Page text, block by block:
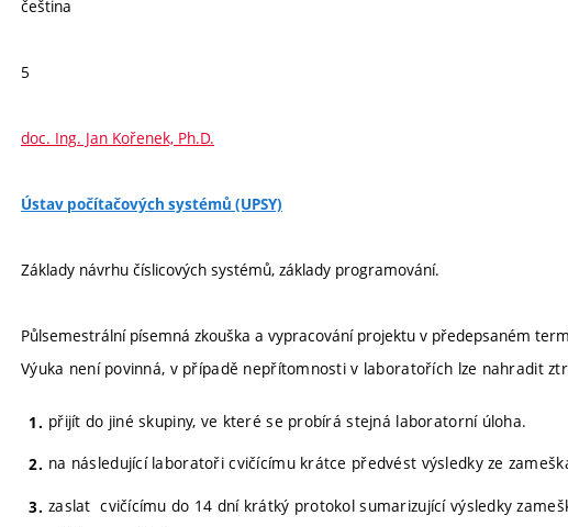
čeština
5
doc. Ing. Jan Kořenek, Ph.D.
Ústav počítačových systémů (UPSY)
Základy návrhu číslicových systémů, základy programování.
Půlsemestrální písemná zkouška a vypracování projektu v předepsaném
Výuka není povinná, v případě nepřítomnosti v laboratořích lze nahradit
přijít do jiné skupiny, ve které se probírá stejná laboratorní úloha.
na následující laboratoři cvičícímu krátce předvést výsledky ze
zaslat cvičícímu do 14 dní krátký protokol sumarizující výsledky